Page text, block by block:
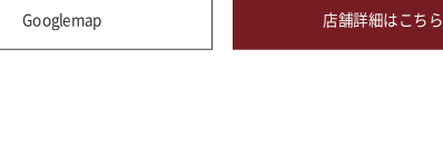
Googlemap 店舗詳細はこちら